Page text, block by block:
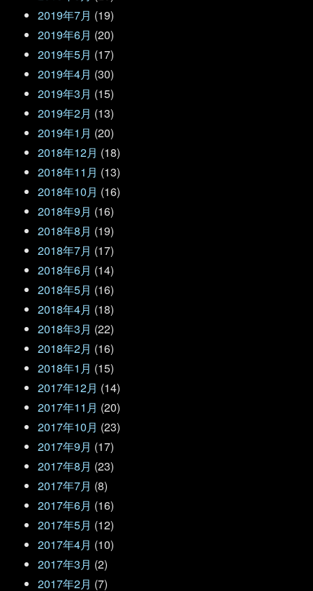
2019年7月 (19)
2019年6月 (20)
2019年5月 (17)
2019年4月 (30)
2019年3月 (15)
2019年2月 (13)
2019年1月 (20)
2018年12月 (18)
2018年11月 (13)
2018年10月 (16)
2018年9月 (16)
2018年8月 (19)
2018年7月 (17)
2018年6月 (14)
2018年5月 (16)
2018年4月 (18)
2018年3月 (22)
2018年2月 (16)
2018年1月 (15)
2017年12月 (14)
2017年11月 (20)
2017年10月 (23)
2017年9月 (17)
2017年8月 (23)
2017年7月 (8)
2017年6月 (16)
2017年5月 (12)
2017年4月 (10)
2017年3月 (2)
2017年2月 (7)